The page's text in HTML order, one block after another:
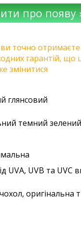
точно
гарантій, що
змінитися
глянсовий
темний зелений
UVA, UVB та
оригінальна